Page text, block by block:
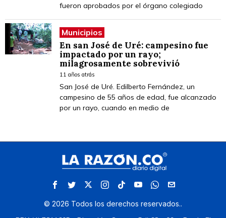
fueron aprobados por el órgano colegiado
Municipios
En san José de Uré: campesino fue
impactado por un rayo;
milagrosamente sobrevivió
11 años atrás
San José de Uré. Edilberto Fernández, un
campesino de 55 años de edad, fue alcanzado
por un rayo, cuando en medio de
© 2026 Todos los derechos reservados..